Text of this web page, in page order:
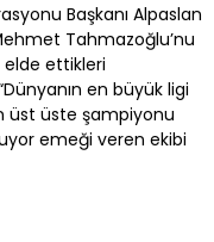
Başkanı Alpaslan
Tahmazoğlu’nu
elde ettikleri
en büyük ligi
üst üste şampiyonu
emeği veren ekibi